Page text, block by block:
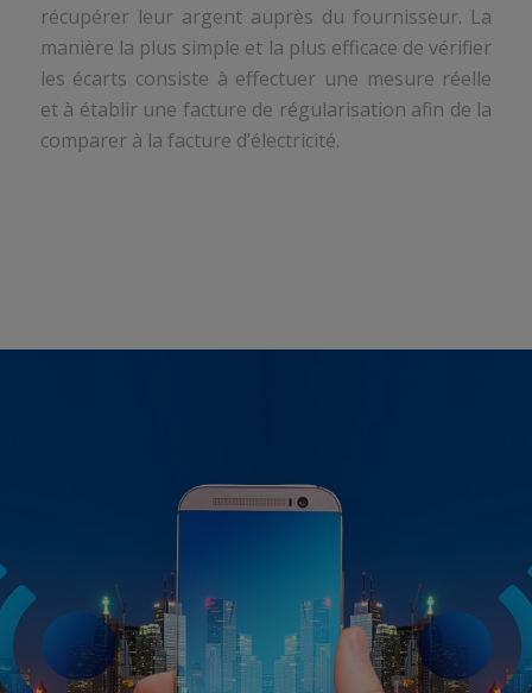
récupérer leur argent auprès du fournisseur. La
manière la plus simple et la plus efficace de vérifier
les écarts consiste à effectuer une mesure réelle
et à établir une facture de régularisation afin de la
comparer à la facture d’électricité.